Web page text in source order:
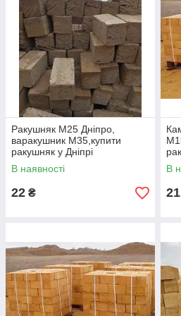
Порада від експертів:Для
оптимальна стіна товщиною в
Як замовити ракушняк
Зателефонуйте нам:
☎
9725
Оберіть потрібну марку та
Узгодьте доставку.
Ми
замовлення протягом 1–2
Оплата при отриманні.
Без
Доставка ракушняку по
Білгород-Дністровський
Ізмаїл
Одеса
Харків
Ракушняк М25 Дніпро,
варакушник М35,купити
ракушняк у Дніпрі
В наявності
22 ₴
В
21